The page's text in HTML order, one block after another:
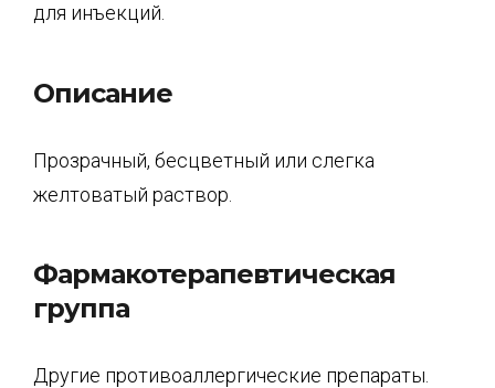
для инъекций.
Описание
Прозрачный, бесцветный или слегка
желтоватый раствор.
Фармакотерапевтическая
группа
Другие противоаллергические препараты.